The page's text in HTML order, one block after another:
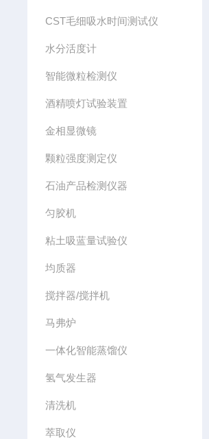
CST毛细吸水时间测试仪
水分活度计
智能微粒检测仪
酒精喷灯试验装置
金相显微镜
颗粒强度测定仪
石油产品检测仪器
匀胶机
粘土吸蓝量试验仪
均质器
搅拌器/搅拌机
马弗炉
一体化智能蒸馏仪
氢气发生器
清洗机
萃取仪